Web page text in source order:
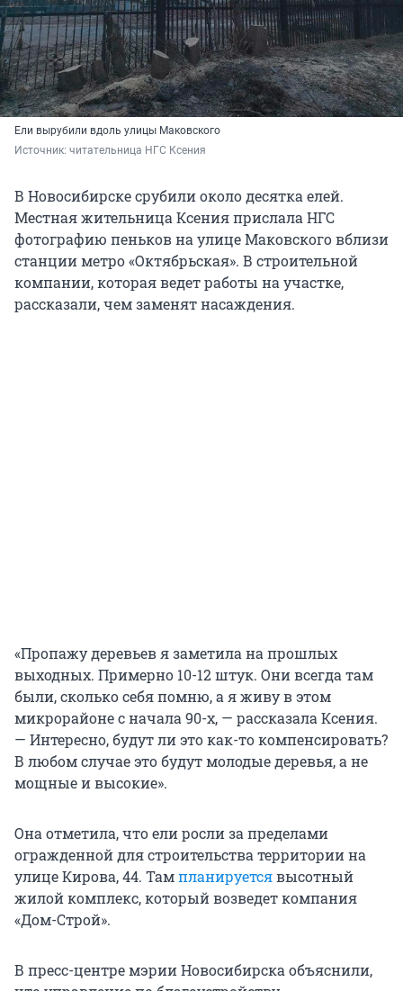
Ели вырубили вдоль улицы Маковского
Источник: читательница НГС Ксения
В Новосибирске срубили около десятка елей.
Местная жительница Ксения прислала НГС
фотографию пеньков на улице Маковского вблизи
станции метро «Октябрьская». В строительной
компании, которая ведет работы на участке,
рассказали, чем заменят насаждения.
«Пропажу деревьев я заметила на прошлых
выходных. Примерно 10-12 штук. Они всегда там
были, сколько себя помню, а я живу в этом
микрорайоне с начала 90-х, — рассказала Ксения.
— Интересно, будут ли это как-то компенсировать?
В любом случае это будут молодые деревья, а не
мощные и высокие».
Она отметила, что ели росли за пределами
огражденной для строительства территории на
улице Кирова, 44. Тампланируетсявысотный
жилой комплекс, который возведет компания
«Дом-Строй».
В пресс-центре мэрии Новосибирска объяснили,